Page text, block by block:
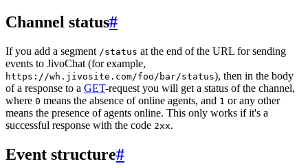
Channel status#
If you add a segment /status at the end of the URL for sending
events to JivoChat (for example,
https://wh.jivosite.com/foo/bar/status), then in the body
of a response to a GET-request you will get a status of the channel,
where 0 means the absence of online agents, and 1 or any other
means the presence of agents online. This only works if it's a
successful response with the code 2xx.
Event structure#